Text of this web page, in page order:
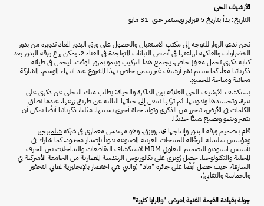
الأرشيف الحي
التاريخ: بدأ بتاريخ 5 فبراير ويستمر حتى 31 مايو
نحن ندعو الزوار للتوجه إلى مكتب الاستقبال والحصول على ورق البذور المعاد تدويره من بذور
الخضراوات والفاكهة لزراعتها في أصص النباتات المتواجدة في الفناء 2. يمكن زرع ورقة البذور بعد
كتابة ذكرى تحمل معنىً خاص. يجتمع هذا التركيب وينمو بمرور الوقت، ليحمل في طياته
ذكرياتنا معاً. كما سيتم نشر أرشيف غير رسمي خاص بهذا المشروع عند انتهاء الموسم. المشاركة
مجانية ومتاحة للجميع.
يستكشف الأرشيف الحي العلاقة بين الذاكرة والحياة: يطلب منك التخلي عن ذكرى على
بذرة، وتجسيدها وتدوينها، ثم تركها تنتقل إلى حياتها التالية عن طريق زرعها. عندما تطلق
الكلمات في الأرض، تتحرر من الذكرى وتولد حياة أخرى بسببها. مثلنا، ذكرياتنا أيضًا يمكن أن
تتغير وتنمو وتصبح شيئًا جديدًا.
قام بتصميم ورقة البذور وإنتاجها محمد رويزق، وهو مهندس معماري في شركةشلمبرجير
ومؤسس سلسلة الرحَّالة للمنتجات العربية المصنوعة يدوياً بإصدار محدود. كما شارك في
تأسيس استوديو التصميم التعاوني MRM لاستكشاف التقاطعات والتداخلات بين الحرف
المحلية والتكنولوجيا. حصل رُويزق على بكالوريوس الهندسة المعمارية من الجامعة الأميركية في
الشارقة، حيث حصل أيضًا على جائزة "ماد" (والتي هي اختصار بالإنجليزية لمعاني التحفيز
والحماسة والتفاني).
جولة بقيادة القيمة الفنية لمعرض "والمرايا كثيرة"